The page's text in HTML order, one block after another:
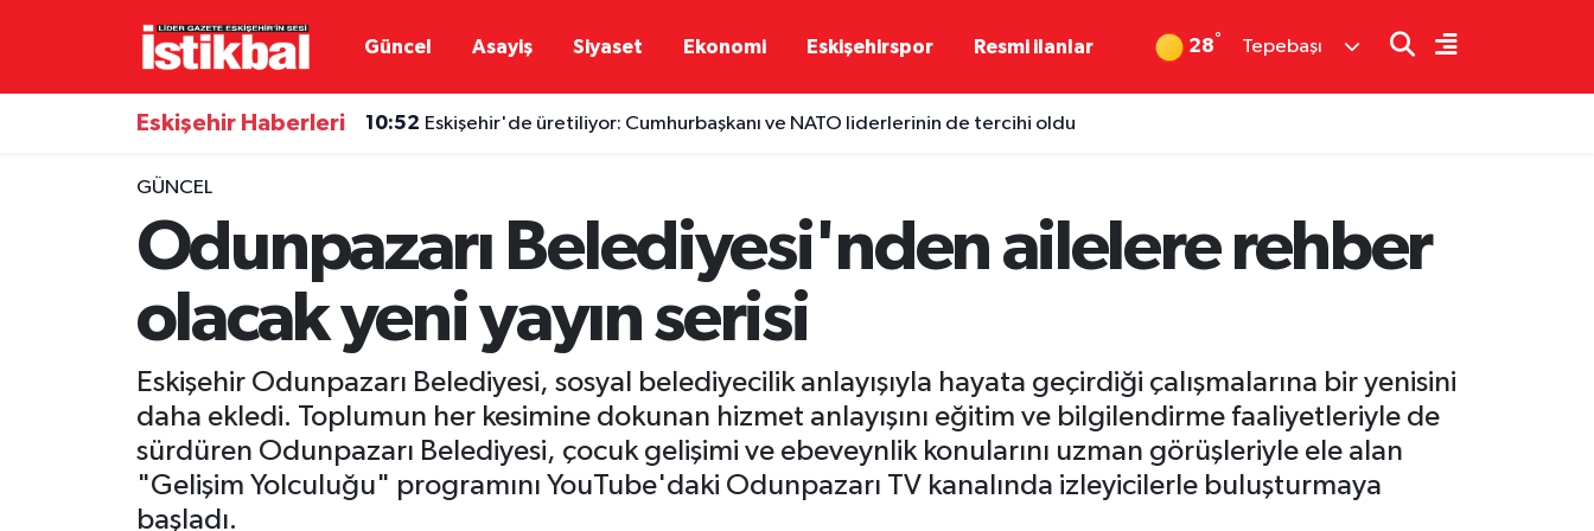
Güncel Asayiş Siyaset Ekonomi Eskişehirspor Resmi ilanlar 28° Tepebaşı
Eskişehir Haberleri 10:52 Eskişehir'de üretiliyor: Cumhurbaşkanı ve NATO liderlerinin de tercihi oldu
GÜNCEL
Odunpazarı Belediyesi'nden ailelere rehber
olacak yeni yayın serisi
Eskişehir Odunpazarı Belediyesi, sosyal belediyecilik anlayışıyla hayata geçirdiği çalışmalarına bir yenisini
daha ekledi. Toplumun her kesimine dokunan hizmet anlayışını eğitim ve bilgilendirme faaliyetleriyle de
sürdüren Odunpazarı Belediyesi, çocuk gelişimi ve ebeveynlik konularını uzman görüşleriyle ele alan
"Gelişim Yolculuğu" programını YouTube'daki Odunpazarı TV kanalında izleyicilerle buluşturmaya
başladı.
Eskişehirspor
Ekonomi
Eskişehir Nöbetçi Eczaneler
Eskişehir Trafik Yoğunluk Haritası
TFF 3.Lig 4.Grup Puan Durumu ve Fikstür
Tüm Manşetler
Son Dakika Haberleri
Haber Arşivi